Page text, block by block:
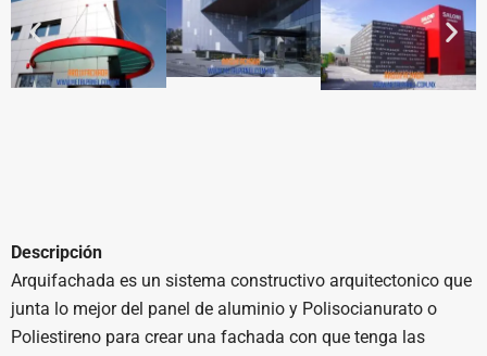
Descripción
Arquifachada es un sistema constructivo arquitectonico que
junta lo mejor del panel de aluminio y Polisocianurato o
Poliestireno para crear una fachada con que tenga las